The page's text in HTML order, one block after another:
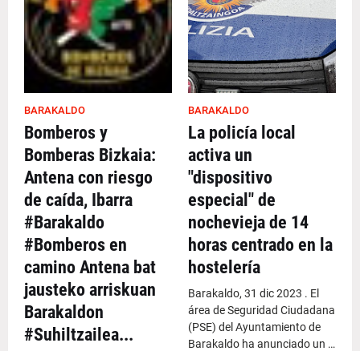
BARAKALDO
Bomberos y
Bomberas Bizkaia:
Antena con riesgo
de caída, Ibarra
#Barakaldo
#Bomberos en
camino Antena bat
jausteko arriskuan
Barakaldon
#Suhiltzailea...
BARAKALDO
La policía local
activa un
"dispositivo
especial" de
nochevieja de 14
horas centrado en la
hostelería
Barakaldo, 31 dic 2023 . El
área de Seguridad Ciudadana
(PSE) del Ayuntamiento de
Barakaldo ha anunciado un …